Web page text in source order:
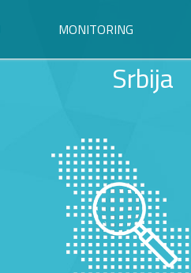
MONITORING
Srbija